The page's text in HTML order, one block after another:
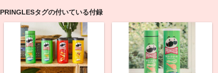
PRINGLESタグの付いている付録